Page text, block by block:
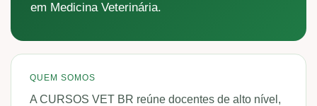
em Medicina Veterinária.
QUEM SOMOS
A CURSOS VET BR reúne docentes de alto nível,